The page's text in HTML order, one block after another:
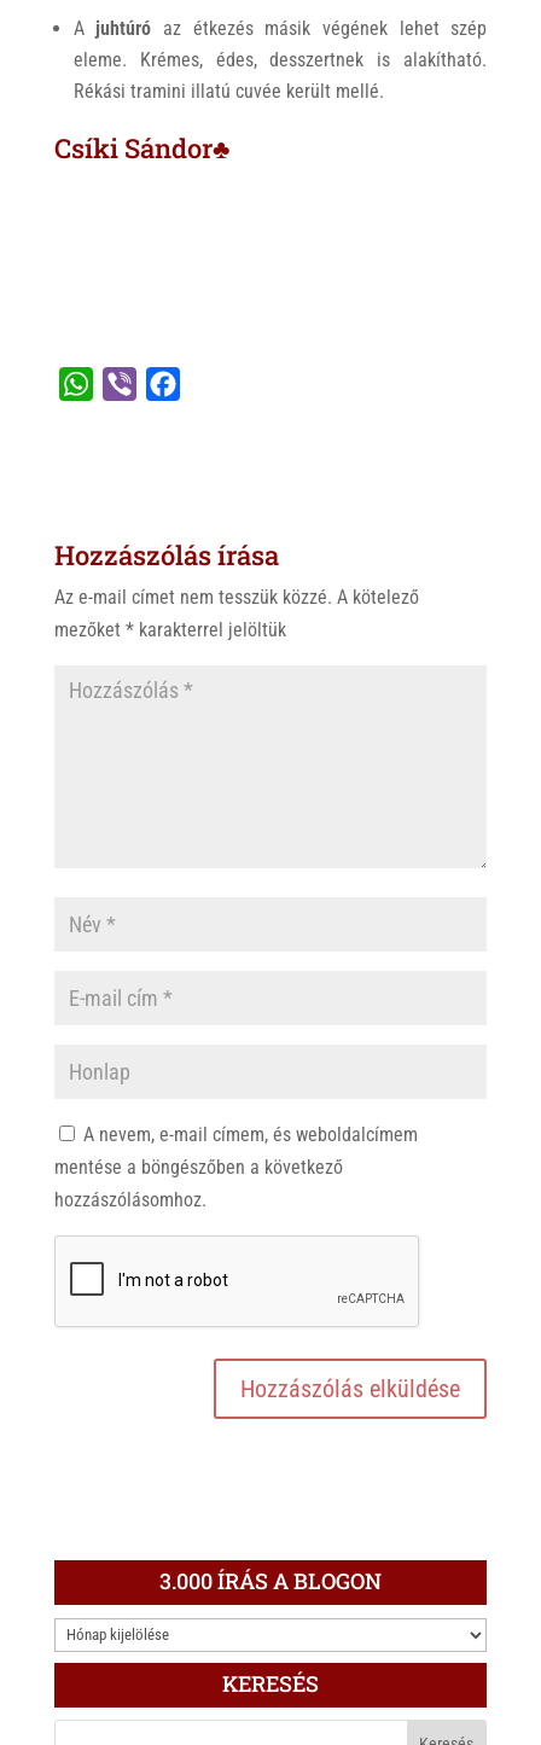
A juhtúró az étkezés másik végének lehet szép
eleme. Krémes, édes, desszertnek is alakítható.
Rékási tramini illatú cuvée került mellé.
Csíki Sándor♣
A
p
o
k
Hozzászólás írása
Az e-mail címet nem tesszük közzé. A kötelező
mezőket *karakterrel jelöltük
A nevem, e-mail címem, és weboldalcímem
mentése a böngészőben a következő
hozzászólásomhoz.
3.000 ÍRÁS A BLOGON
3.000
ÍRÁS
KERESÉS